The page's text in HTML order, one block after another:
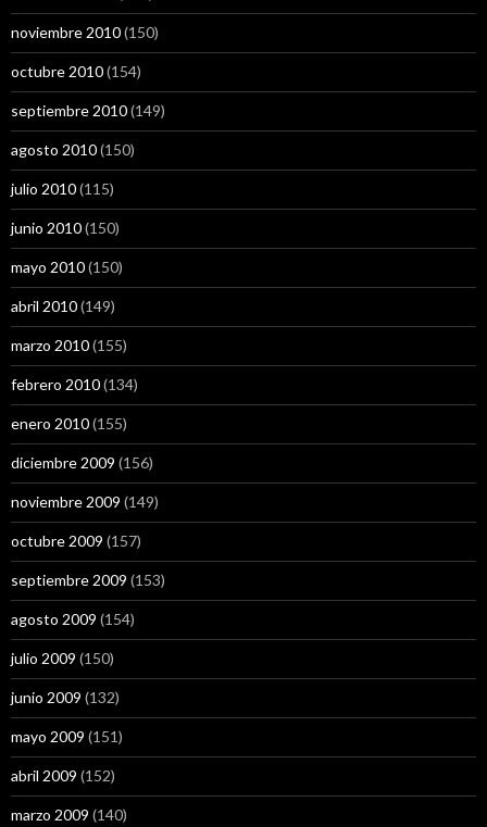
noviembre 2010(150)
octubre 2010(154)
septiembre 2010(149)
agosto 2010(150)
julio 2010(115)
junio 2010(150)
mayo 2010(150)
abril 2010(149)
marzo 2010(155)
febrero 2010(134)
enero 2010(155)
diciembre 2009 (156)
noviembre 2009 (149)
octubre 2009 (157)
septiembre 2009 (153)
agosto 2009 (154)
julio 2009 (150)
junio 2009 (132)
mayo 2009 (151)
abril 2009 (152)
marzo 2009 (140)